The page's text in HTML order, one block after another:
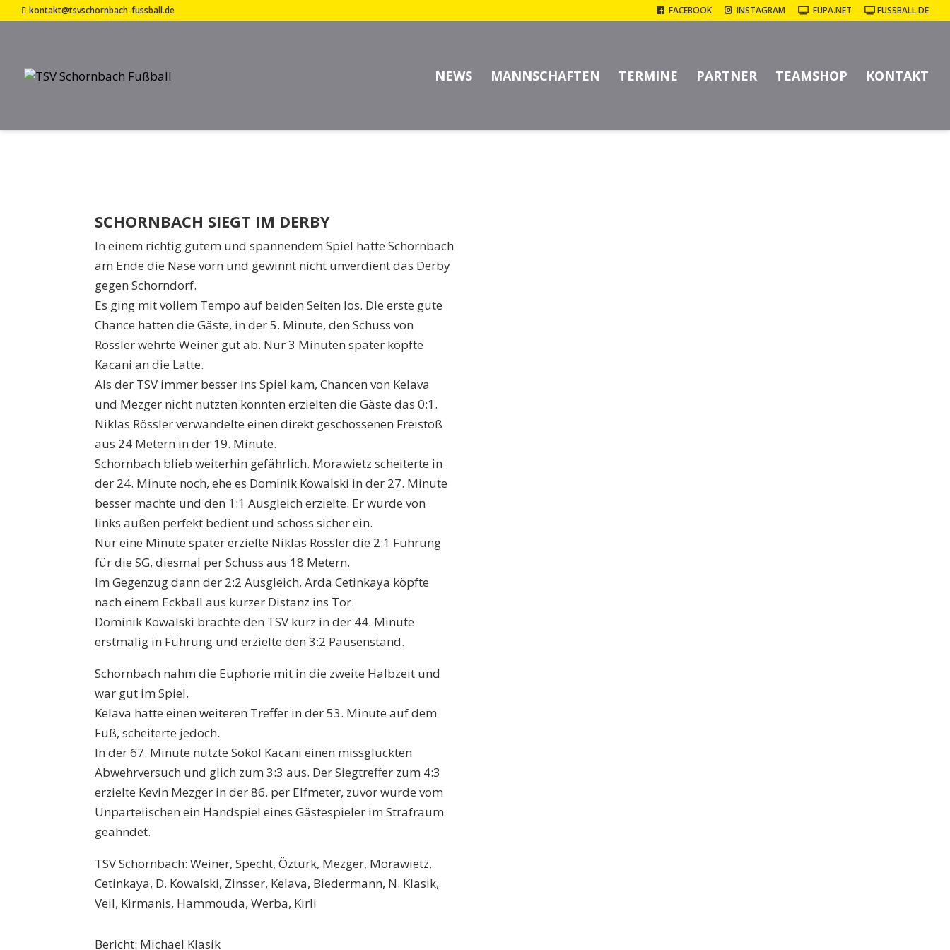
kontakt@tsvschornbach-fussball.de FACEBOOK INSTAGRAM FUPA.NET FUSSBALL.DE
NEWS MANNSCHAFTEN TERMINE PARTNER TEAMSHOP KONTAKT
TSV SCHORNBACH – SG SCHORNDORF 4:3 (3:2)
SCHORNBACH SIEGT IM DERBY
In einem richtig gutem und spannendem Spiel hatte Schornbach
am Ende die Nase vorn und gewinnt nicht unverdient das Derby
gegen Schorndorf.
Es ging mit vollem Tempo auf beiden Seiten los. Die erste gute
Chance hatten die Gäste, in der 5. Minute, den Schuss von
Rössler wehrte Weiner gut ab. Nur 3 Minuten später köpfte
Kacani an die Latte.
Als der TSV immer besser ins Spiel kam, Chancen von Kelava
und Mezger nicht nutzten konnten erzielten die Gäste das 0:1.
Niklas Rössler verwandelte einen direkt geschossenen Freistoß
aus 24 Metern in der 19. Minute.
Schornbach blieb weiterhin gefährlich. Morawietz scheiterte in
der 24. Minute noch, ehe es Dominik Kowalski in der 27. Minute
besser machte und den 1:1 Ausgleich erzielte. Er wurde von
links außen perfekt bedient und schoss sicher ein.
Nur eine Minute später erzielte Niklas Rössler die 2:1 Führung
für die SG, diesmal per Schuss aus 18 Metern.
Im Gegenzug dann der 2:2 Ausgleich, Arda Cetinkaya köpfte
nach einem Eckball aus kurzer Distanz ins Tor.
Dominik Kowalski brachte den TSV kurz in der 44. Minute
erstmalig in Führung und erzielte den 3:2 Pausenstand.
Schornbach nahm die Euphorie mit in die zweite Halbzeit und
war gut im Spiel.
Kelava hatte einen weiteren Treffer in der 53. Minute auf dem
Fuß, scheiterte jedoch.
In der 67. Minute nutzte Sokol Kacani einen missglückten
Abwehrversuch und glich zum 3:3 aus. Der Siegtreffer zum 4:3
erzielte Kevin Mezger in der 86. per Elfmeter, zuvor wurde vom
Unparteiischen ein Handspiel eines Gästespieler im Strafraum
geahndet.
TSV Schornbach: Weiner, Specht, Öztürk, Mezger, Morawietz,
Cetinkaya, D. Kowalski, Zinsser, Kelava, Biedermann, N. Klasik,
Veil, Kirmanis, Hammouda, Werba, Kirli
Bericht: Michael Klasik